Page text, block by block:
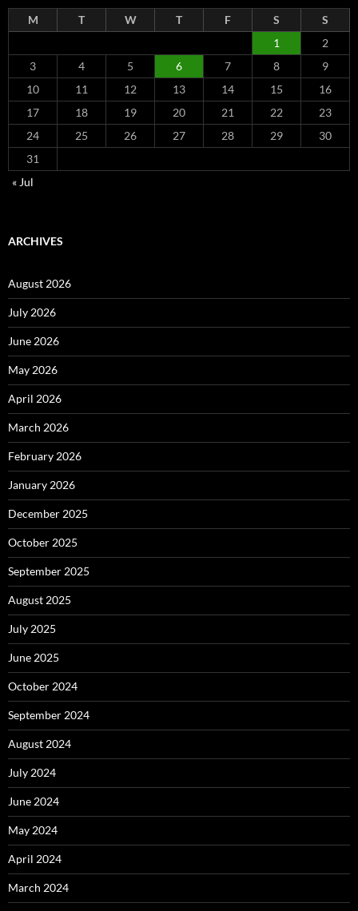
M T W T F S
S
1
2
3
4 5 6 7 8
9
10
11 12 13 14 15
16
17
18 19 20 21 22
23
24
25 26 27 28 29
30
31
« Jul
ARCHIVES
August 2026
July 2026
June 2026
May 2026
April 2026
March 2026
February 2026
January 2026
December 2025
October 2025
September 2025
August 2025
July 2025
June 2025
October 2024
September 2024
August 2024
July 2024
June 2024
May 2024
April 2024
March 2024